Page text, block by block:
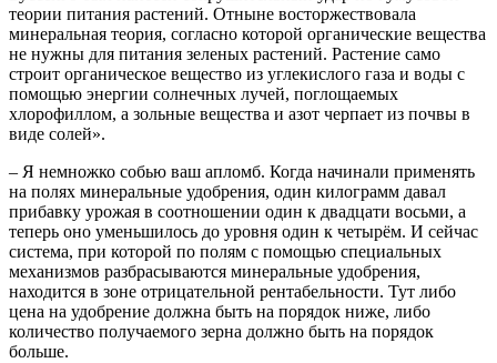
теории питания растений. Отныне восторжествовала
минеральная теория, согласно которой органические вещества
не нужны для питания зеленых растений. Растение само
строит органическое вещество из углекислого газа и воды с
помощью энергии солнечных лучей, поглощаемых
хлорофиллом, а зольные вещества и азот черпает из почвы в
виде солей».
– Я немножко собью ваш апломб. Когда начинали применять
на полях минеральные удобрения, один килограмм давал
прибавку урожая в соотношении один к двадцати восьми, а
теперь оно уменьшилось до уровня один к четырём. И сейчас
система, при которой по полям с помощью специальных
механизмов разбрасываются минеральные удобрения,
находится в зоне отрицательной рентабельности. Тут либо
цена на удобрение должна быть на порядок ниже, либо
количество получаемого зерна должно быть на порядок
больше.